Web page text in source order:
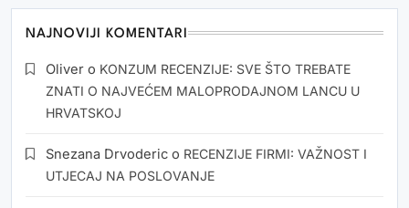
NAJNOVIJI KOMENTARI
Oliver o KONZUM RECENZIJE: SVE ŠTO TREBATE
ZNATI O NAJVEĆEM MALOPRODAJNOM LANCU U
HRVATSKOJ
Snezana Drvoderic o RECENZIJE FIRMI: VAŽNOST I
UTJECAJ NA POSLOVANJE